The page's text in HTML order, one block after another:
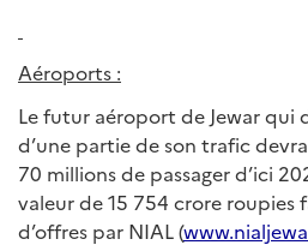
Aéroports :
Le futur aéroport de Jewar qui
d’une partie de son trafic
70 millions de passager d’ici
valeur de 15 754 crore roupies
d’offres par NIAL (